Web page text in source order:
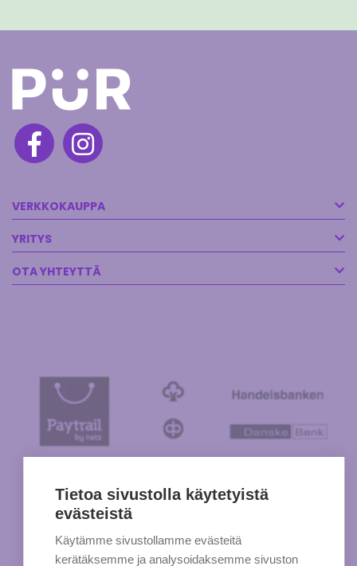
VERKKOKAUPPA
YRITYS
OTA YHTEYTTÄ
Tietoa sivustolla käytetyistä
evästeistä
Käytämme sivustollamme evästeitä
kerätäksemme ja analysoidaksemme sivuston